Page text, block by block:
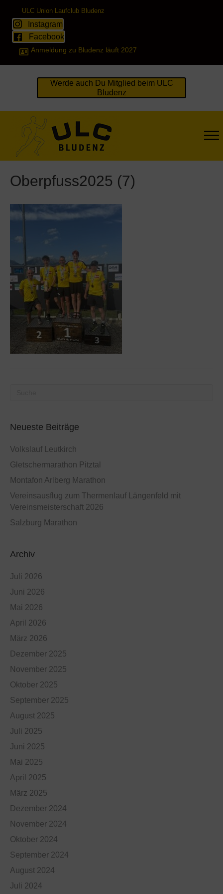
ULC Union Laufclub Bludenz
Instagram
Facebook
Anmeldung zu Bludenz läuft 2027
Werde auch Du Mitglied beim ULC
Bludenz
Oberpfuss2025 (7)
Neueste Beiträge
Volkslauf Leutkirch
Gletschermarathon Pitztal
Montafon Arlberg Marathon
Vereinsausflug zum Thermenlauf Längenfeld mit
Vereinsmeisterschaft 2026
Salzburg Marathon
Archiv
Juli 2026
Juni 2026
Mai 2026
April 2026
März 2026
Dezember 2025
November 2025
Oktober 2025
September 2025
August 2025
Juli 2025
Juni 2025
Mai 2025
April 2025
März 2025
Dezember 2024
November 2024
Oktober 2024
September 2024
August 2024
Juli 2024